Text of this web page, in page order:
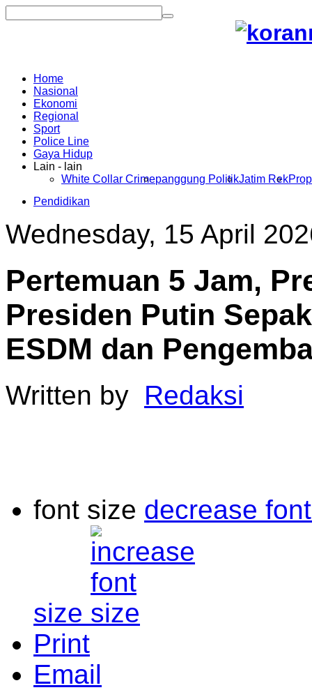
Home
Nasional
Ekonomi
Regional
Sport
Police Line
Gaya Hidup
Lain - lain
White Collar Crimepanggung PolitikJatim Rek
Pendidikan
Wednesday, 15 April
Pertemuan 5 Jam,
Presiden Putin
ESDM dan
Written by Redaksi
font size decrease
size
Print
Email